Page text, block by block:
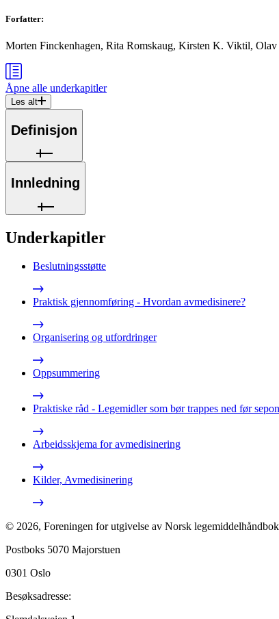
Forfatter:
Morten Finckenhagen, Rita Romskaug, Kirsten K. Viktil, Olav
Åpne alle underkapitler
Les alt
Definisjon
Innledning
Underkapitler
Beslutningsstøtte
Praktisk gjennomføring - Hvordan avmedisinere?
Organisering og utfordringer
Oppsummering
Praktiske råd - Legemidler som bør trappes ned før
Arbeidsskjema for avmedisinering
Kilder, Avmedisinering
© 2026, Foreningen for utgivelse av Norsk legemiddelhåndbok
Postboks 5070 Majorstuen
0301 Oslo
Besøksadresse: